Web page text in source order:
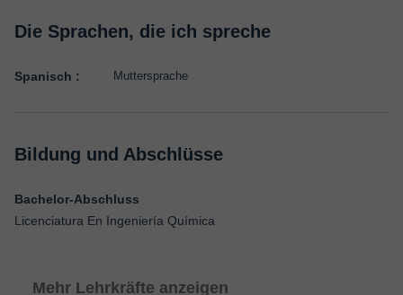
Die Sprachen, die ich spreche
Spanisch : Muttersprache
Bildung und Abschlüsse
Bachelor-Abschluss
Licenciatura En Ingeniería Química
Mehr Lehrkräfte anzeigen